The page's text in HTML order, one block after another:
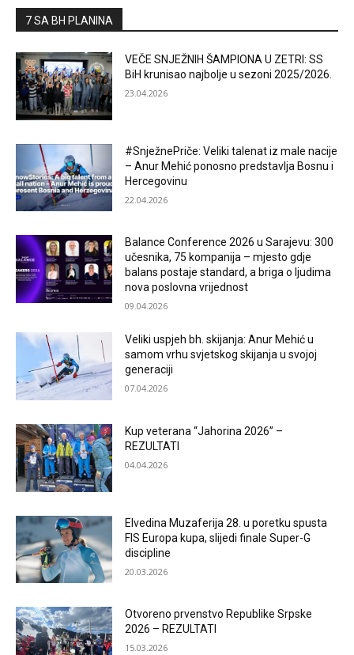
7 SA BH PLANINA
VEČE SNJEŽNIH ŠAMPIONA U ZETRI: SS
BiH krunisao najbolje u sezoni 2025/2026.
23.04.2026
#SnježnePriče: Veliki talenat iz male nacije
– Anur Mehić ponosno predstavlja Bosnu i
Hercegovinu
22.04.2026
Balance Conference 2026 u Sarajevu: 300
učesnika, 75 kompanija – mjesto gdje
balans postaje standard, a briga o ljudima
nova poslovna vrijednost
09.04.2026
Veliki uspjeh bh. skijanja: Anur Mehić u
samom vrhu svjetskog skijanja u svojoj
generaciji
07.04.2026
Kup veterana “Jahorina 2026” –
REZULTATI
04.04.2026
Elvedina Muzaferija 28. u poretku spusta
FIS Europa kupa, slijedi finale Super-G
discipline
20.03.2026
Otvoreno prvenstvo Republike Srpske
2026 – REZULTATI
15.03.2026